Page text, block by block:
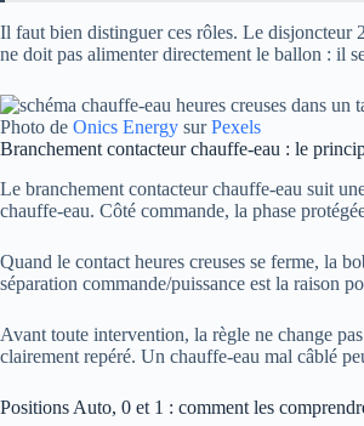
Il faut bien distinguer ces rôles. Le disjoncteur
ne doit pas alimenter directement le ballon : il
Photo de Onics Energy surPexels
Branchement contacteur chauffe-eau : le
Le branchement contacteur chauffe-eau suit
chauffe-eau. Côté commande, la phase
Quand le contact heures creuses se ferme, la
séparation commande/puissance est la raison
Avant toute intervention, la règle ne change
clairement repéré. Un chauffe-eau mal câblé
Positions Auto, 0 et 1 : comment les